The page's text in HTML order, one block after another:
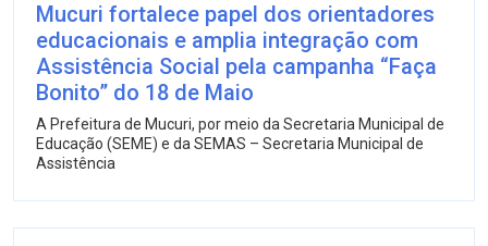
Mucuri fortalece papel dos orientadores
educacionais e amplia integração com
Assistência Social pela campanha “Faça
Bonito” do 18 de Maio
A Prefeitura de Mucuri, por meio da Secretaria Municipal de
Educação (SEME) e da SEMAS – Secretaria Municipal de
Assistência